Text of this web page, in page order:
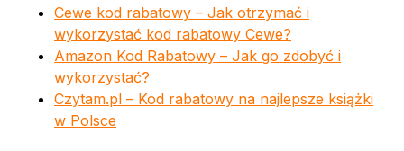
Cewe kod rabatowy – Jak otrzymać i
wykorzystać kod rabatowy Cewe?
Amazon Kod Rabatowy – Jak go zdobyć i
wykorzystać?
Czytam.pl – Kod rabatowy na najlepsze książki
w Polsce